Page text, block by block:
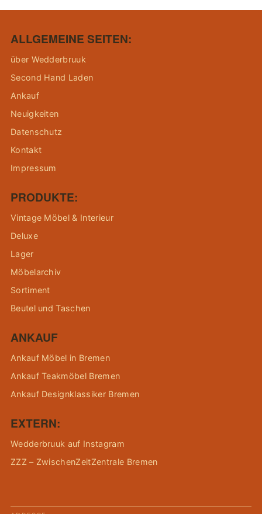
ALLGEMEINE SEITEN:
über Wedderbruuk
Second Hand Laden
Ankauf
Neuigkeiten
Datenschutz
Kontakt
Impressum
PRODUKTE:
Vintage Möbel & Interieur
Deluxe
Lager
Möbelarchiv
Sortiment
Beutel und Taschen
ANKAUF
Ankauf Möbel in Bremen
Ankauf Teakmöbel Bremen
Ankauf Designklassiker Bremen
EXTERN:
Wedderbruuk auf Instagram
ZZZ – ZwischenZeitZentrale Bremen